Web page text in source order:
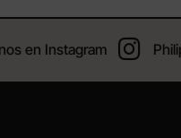
en Instagram